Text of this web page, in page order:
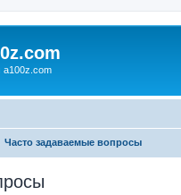
Часто задаваемые вопросы